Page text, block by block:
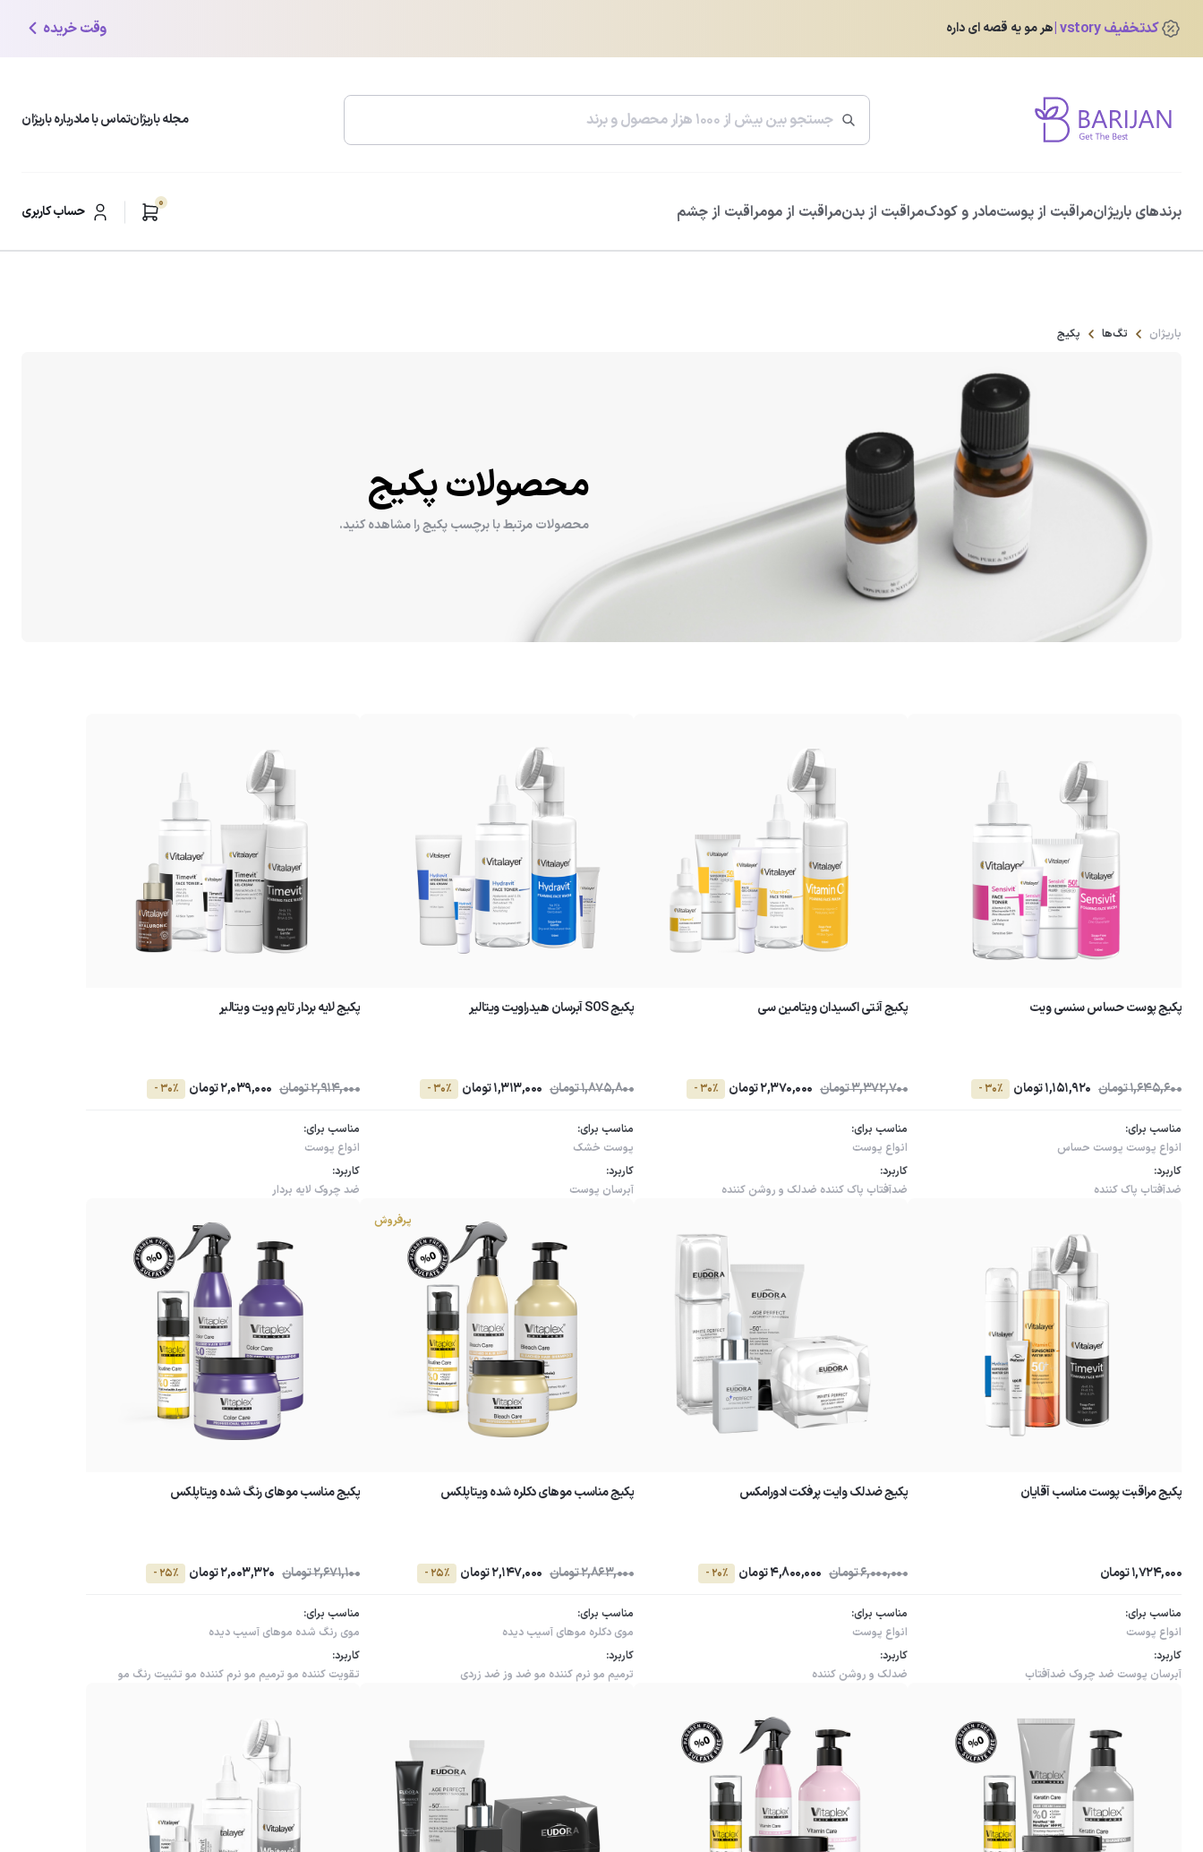
کدتخفیف vstory هر مو یه قصه ای داره وقت خریده
مجله باریژانتماس با مادرباره باریژان
برندهای باریژانمراقبت از پوستمادر و کودکمراقبت از بدنمراقبت از مومراقبت از چشم 0 حساب کاربری پرفروش ترین ها
432,200
محبوب ترین دسته بندی ها
شوینده و پاک کننده صورت
باریژان تگ‌ها پکیج
محصولات پکیج
محصولات مرتبط با برچسب پکیج را مشاهده کنید.
پکیج پوست حساس سنسی ویت
1,645,600 تومان 1,151,920 تومان - 30٪
مناسب برای:
انواع پوست پوست حساس
کاربرد:
ضدآفتاب پاک کننده
پکیج آنتی اکسیدان ویتامین سی
3,372,700 تومان 2,370,000 تومان - 30٪
مناسب برای:
انواع پوست
کاربرد:
ضدآفتاب پاک کننده ضدلک و روشن کننده
پکیج SOS آبرسان هیدراویت ویتالیر
1,875,800 تومان 1,313,000 تومان - 30٪
مناسب برای:
پوست خشک
کاربرد:
آبرسان پوست
پکیج لایه بردار تایم ویت ویتالیر
2,914,000 تومان 2,039,000 تومان - 30٪
مناسب برای:
انواع پوست
کاربرد:
ضد چروک لایه بردار
پکیج مراقبت پوست مناسب آقایان
1,724,000 تومان
مناسب برای:
انواع پوست
کاربرد:
آبرسان پوست ضد چروک ضدآفتاب
پکیج ضدلک وایت پرفکت ادورامکس
6,000,000 تومان 4,800,000 تومان - 20٪
مناسب برای:
انواع پوست
کاربرد:
ضدلک و روشن کننده
پکیج مناسب موهای دکلره شده ویتاپلکس
2,863,000 تومان 2,147,000 تومان - 25٪
مناسب برای:
موی دکلره موهای آسیب دیده
کاربرد:
ترمیم مو نرم کننده مو ضد وز ضد زردی
پرفروش
پکیج مناسب موهای رنگ شده ویتاپلکس
2,671,100 تومان 2,003,320 تومان - 25٪
مناسب برای:
موی رنگ شده موهای آسیب دیده
کاربرد:
تقویت کننده مو ترمیم مو نرم کننده مو تثبیت رنگ مو